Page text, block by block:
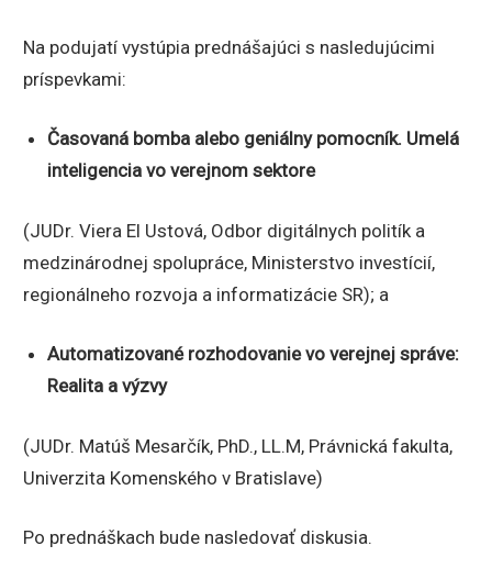
Na podujatí vystúpia prednášajúci s nasledujúcimi
príspevkami:
Časovaná bomba alebo geniálny pomocník. Umelá
inteligencia vo verejnom sektore
(JUDr. Viera El Ustová, Odbor digitálnych politík a
medzinárodnej spolupráce, Ministerstvo investícií,
regionálneho rozvoja a informatizácie SR); a
Automatizované rozhodovanie vo verejnej správe:
Realita a výzvy
(JUDr. Matúš Mesarčík, PhD., LL.M, Právnická fakulta,
Univerzita Komenského v Bratislave)
Po prednáškach bude nasledovať diskusia.